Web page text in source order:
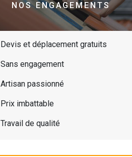
NOS ENGAGEMENTS
Devis et déplacement gratuits
Sans engagement
Artisan passionné
Prix imbattable
Travail de qualité